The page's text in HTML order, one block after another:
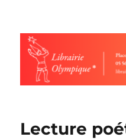
Librairie
Lecture